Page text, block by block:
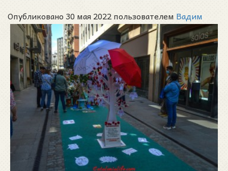
Опубликовано 30 мая 2022 пользователем Вадим